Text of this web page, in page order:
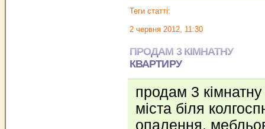
Теги статті:
2 червня 2012, 11:30
ПРОДАМ 3 КІМНАТНУ
КВАРТИРУ
продам 3 кімнатну
міста біля
опалення,